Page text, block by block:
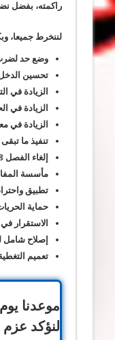
راكمته، بفضل
لننخرط جميعا،
وضع حد لضرب
تحسين
الزيادة في
الزيادة في
الزيادة في
تنفيذ ما
إلغاء الفصل
مأسسة
تطبيق
حماية
الاستقرار
إصلاح شامل
تعميم
موعدنا
لنؤكد عزم